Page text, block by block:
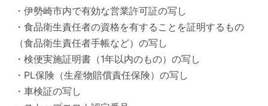
・伊勢崎市内で有効な営業許可証の写し
・食品衛生責任者の資格を有することを証明するもの
（食品衛生責任者手帳など）の写し
・検便実施証明書（1年以内のもの）の写し
・PL保険（生産物賠償責任保険）の写し
・車検証の写し